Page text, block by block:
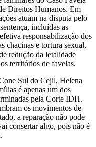
Direitos Humanos. Em
atuam na disputa pelo
incluídas as
responsabilização dos
chacinas e tortura sexual,
redução da letalidade
territórios de favelas.
Sul do Cejil, Helena
é apenas um dos
pela Corte IDH.
os movimentos de
a reparação não pode
consertar algo, pois não é